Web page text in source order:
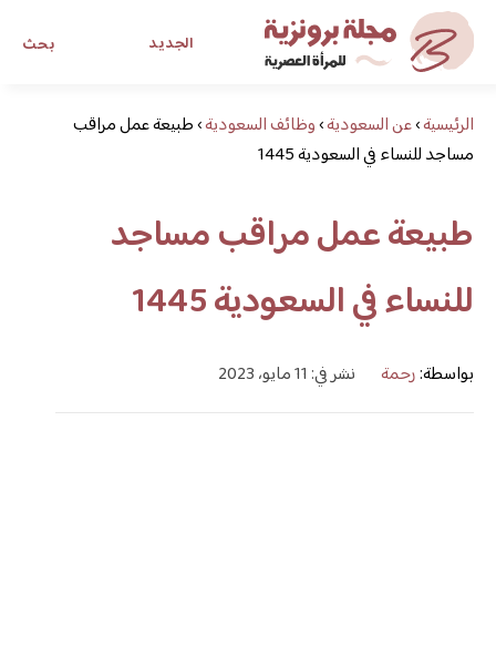
بحث الجديد
مجلة برونزية للفتاة العصريةالرئيسية›عن السعودية›وظائف السعودية›طبيعة عمل مراقب
مساجد للنساء في السعودية 1445
طبيعة عمل مراقب مساجد
للنساء في السعودية 1445
بواسطة:رحمة نشر في: 11 مايو، 2023